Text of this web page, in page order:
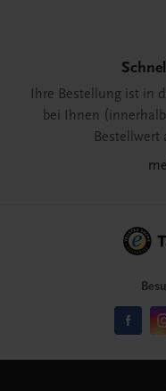
Ihre Bestellung ist in
bei Ihnen
Bestellwert